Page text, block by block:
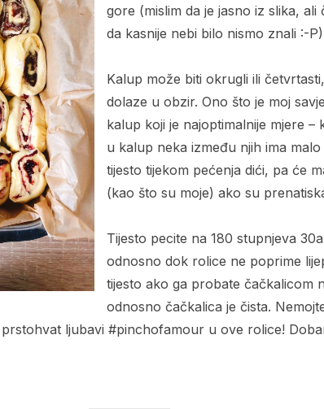
gore (mislim da je jasno iz slika, ali
da kasnije nebi bilo nismo znali :-
Kalup može biti okrugli ili
dolaze u obzir. Ono što je moj
kalup koji je najoptimalnije mjere –
u kalup neka između njih ima malo
tijesto tijekom pećenja dići, pa će
(kao što su moje) ako su
Tijesto pecite na 180 stupnjeva
odnosno dok rolice ne poprime
tijesto ako ga probate čačkalicom
odnosno čačkalica je čista.
ljubavi #pinchofamour u ove rolice!